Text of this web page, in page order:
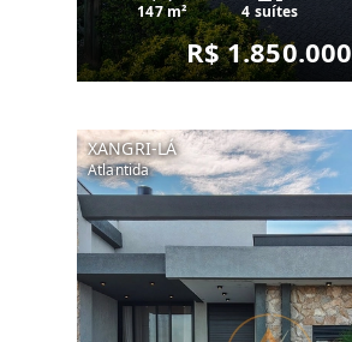
147 m² 4 suítes
R$ 1.850.000
XANGRI-LÁ
Atlantida